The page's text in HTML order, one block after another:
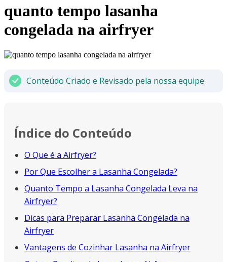
quanto tempo lasanha
congelada na airfryer
Conteúdo Criado e Revisado pela nossa equipe
Índice do Conteúdo
O Que é a Airfryer?
Por Que Escolher a Lasanha Congelada?
Quanto Tempo a Lasanha Congelada Leva na
Airfryer?
Dicas para Preparar Lasanha Congelada na
Airfryer
Vantagens de Cozinhar Lasanha na Airfryer